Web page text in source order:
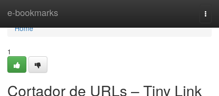
e-bookmarks
Home
Home
1
Cortador de URLs – Tiny Link